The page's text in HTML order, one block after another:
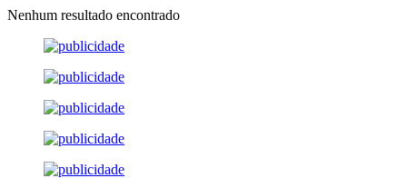
Nenhum resultado encontrado